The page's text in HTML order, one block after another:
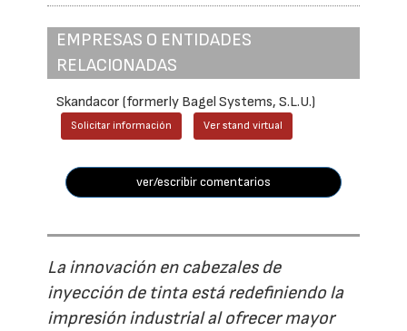
EMPRESAS O ENTIDADES
RELACIONADAS
Skandacor (formerly Bagel Systems, S.L.U.)
Solicitar información Ver stand virtual
ver/escribir comentarios
La innovación en cabezales de
inyección de tinta está redefiniendo la
impresión industrial al ofrecer mayor